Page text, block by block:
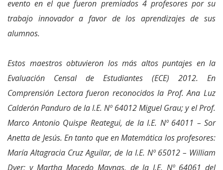
evento en el que fueron premiados 4 profesores por su
trabajo innovador a favor de los aprendizajes de sus
alumnos.
Estos maestros obtuvieron los más altos puntajes en la
Evaluación Censal de Estudiantes (ECE) 2012. En
Comprensión Lectora fueron reconocidos la Prof. Ana Luz
Calderón Panduro de la I.E. Nº 64012 Miguel Grau; y el Prof.
Marco Antonio Quispe Reategui, de la I.E. Nº 64011 – Sor
Anetta de Jesús. En tanto que en Matemática los profesores:
María Altagracia Cruz Aguilar, de la I.E. Nº 65012 – William
Dyer; y Martha Macedo Maynas, de la I.E. Nº 64061 del